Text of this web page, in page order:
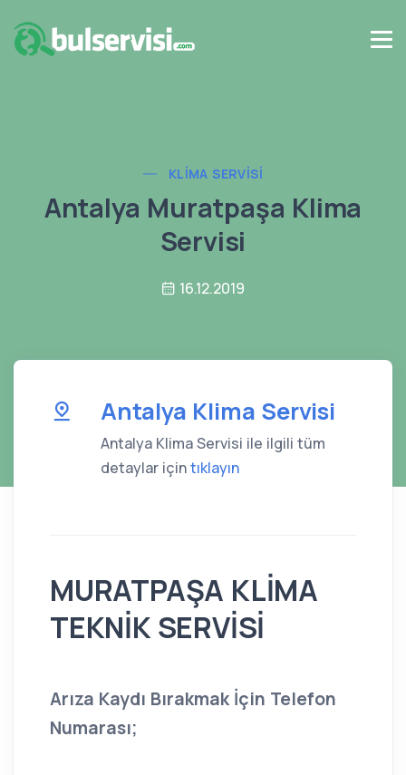
KLIMA SERVISI
Antalya Muratpaşa Klima
Servisi
16.12.2019
Antalya Klima Servisi
Antalya Klima Servisi ile ilgili tüm
detaylar içintıklayın
MURATPAŞA KLİMA
TEKNİK SERVİSİ
Arıza Kaydı Bırakmak İçin Telefon
Numarası;